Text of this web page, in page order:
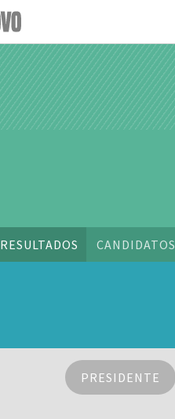
RESULTADOS CANDIDATOS
PRESIDENTE